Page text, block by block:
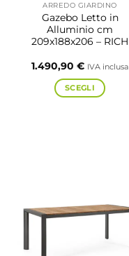
ARREDO GIARDINO
Gazebo Letto in
Alluminio cm
209x188x206 – RICH
1.490,90 € IVA inclusa
SCEGLI
possono
scelte